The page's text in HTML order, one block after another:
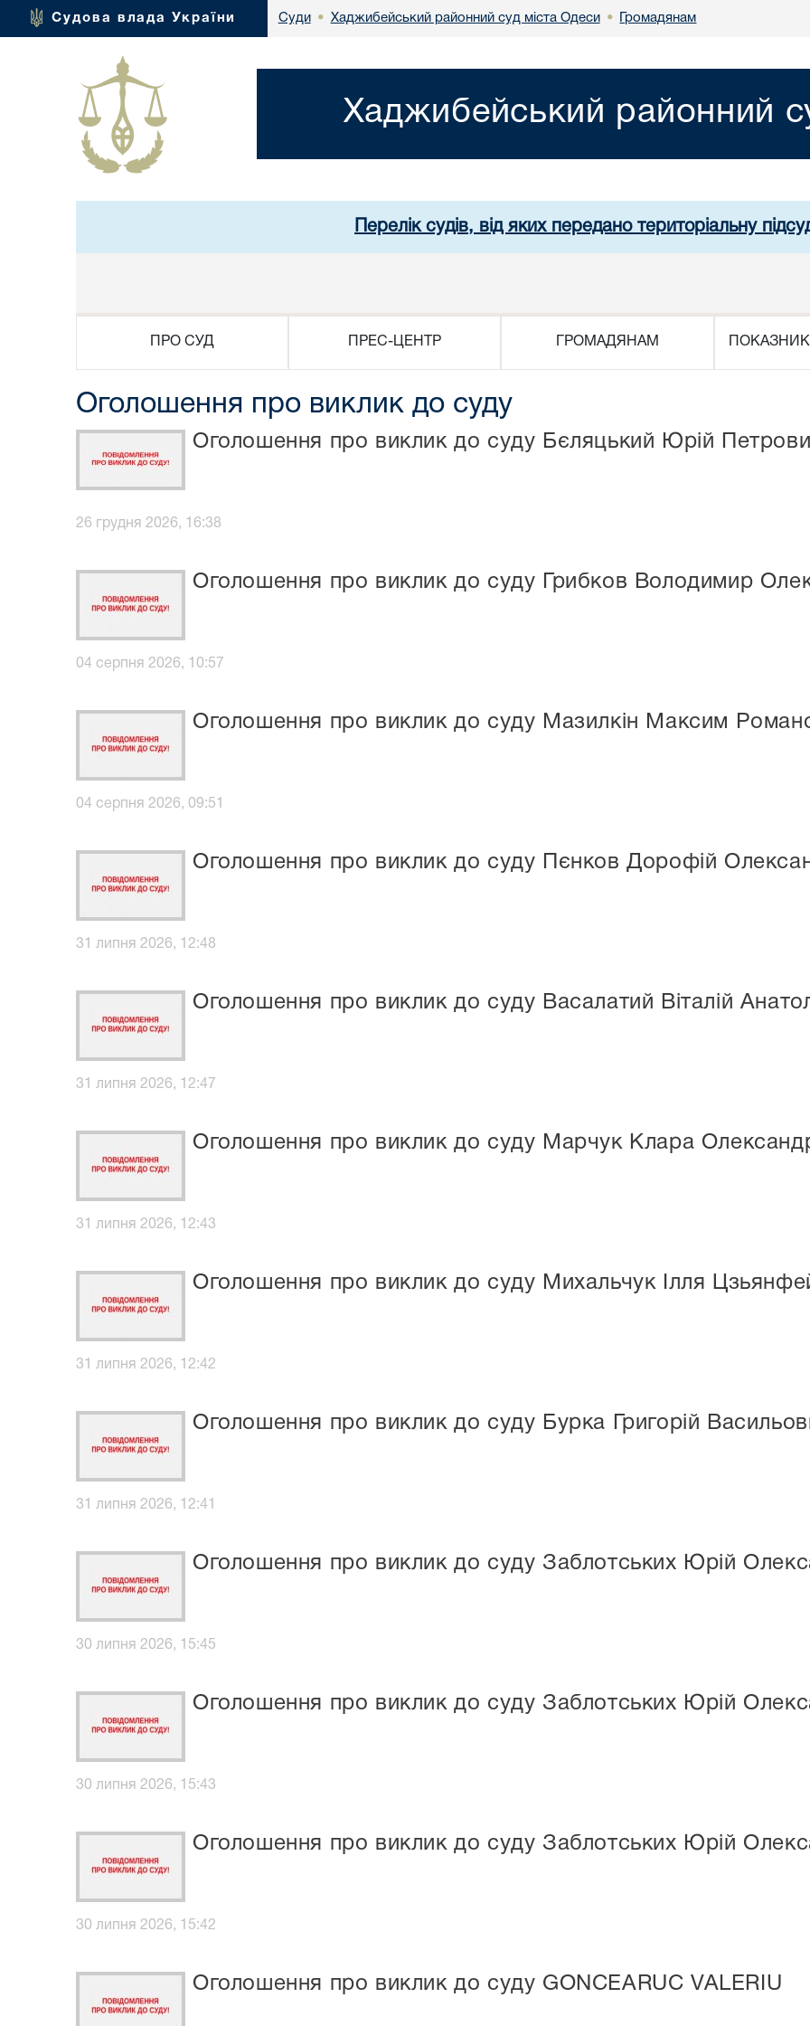
Судова влада України Суди • Хаджибейський районний суд міста Одеси • Громадянам
Хаджибейський районний
Перелік судів, від яких передано територіальну
ПРО СУД ПРЕС-ЦЕНТР ГРОМАДЯНАМ
Оголошення про виклик до суду
Оголошення про виклик до суду Бєляцький Юрій
26 грудня 2026, 16:38
Оголошення про виклик до суду Грибков Володимир
04 серпня 2026, 10:57
Оголошення про виклик до суду Мазилкін Максим
04 серпня 2026, 09:51
Оголошення про виклик до суду Пєнков Дорофій
31 липня 2026, 12:48
Оголошення про виклик до суду Васалатий Віталій
31 липня 2026, 12:47
Оголошення про виклик до суду Марчук Клара
31 липня 2026, 12:43
Оголошення про виклик до суду Михальчук Ілля
31 липня 2026, 12:42
Оголошення про виклик до суду Бурка Григорій
31 липня 2026, 12:41
Оголошення про виклик до суду Заблотських Юрій
30 липня 2026, 15:45
Оголошення про виклик до суду Заблотських Юрій
30 липня 2026, 15:43
Оголошення про виклик до суду Заблотських Юрій
30 липня 2026, 15:42
Оголошення про виклик до суду GONCEARUC VALERIU